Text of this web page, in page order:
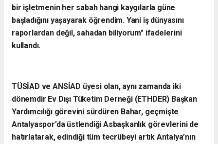
bir işletmenin her sabah hangi kaygılarla güne
başladığını yaşayarak öğrendim. Yani iş dünyasını
raporlardan değil, sahadan biliyorum" ifadelerini
kullandı.
TÜSİAD ve ANSİAD üyesi olan, aynı zamanda iki
dönemdir Ev Dışı Tüketim Derneği (ETHDER) Başkan
Yardımcılığı görevini sürdüren Bahar, geçmişte
Antalyaspor’da üstlendiği Asbaşkanlık görevlerini de
hatırlatarak, edindiği tüm tecrübeyi artık Antalya’nın